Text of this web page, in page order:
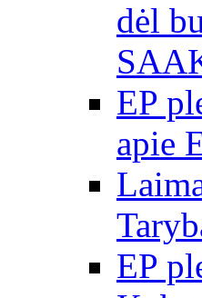
dėl
EP
apie
EP